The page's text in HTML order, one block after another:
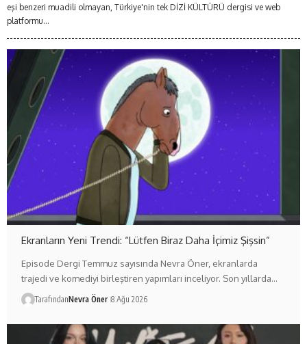
eşi benzeri muadili olmayan, Türkiye'nin tek DİZİ KÜLTÜRÜ dergisi ve web
platformu...
Ekranların Yeni Trendi: “Lütfen Biraz Daha İçimiz Şişsin”
Episode Dergi Temmuz sayısında Nevra Öner, ekranlarda
trajedi ve komediyi birleştiren yapımları inceliyor. Son yıllarda…
TarafındanNevra Öner 8 Ağu 2026